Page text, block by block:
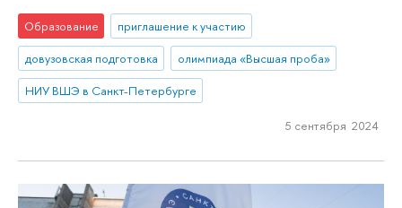
Образование
приглашение к участию
довузовская подготовка
олимпиада «Высшая проба»
НИУ ВШЭ в Санкт-Петербурге
5 сентября 2024